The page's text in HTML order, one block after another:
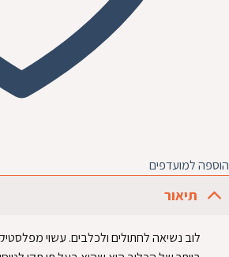
הוספה למועדפים
תיאור
לוב נשיאה לחתולים ולכלבים. עשוי